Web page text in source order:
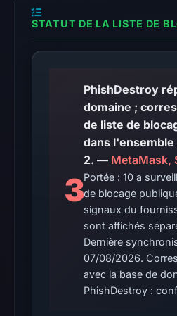
Google
Browsing
no
flag
on
May
9,
2026
at
09:15
UTC.
A
URLScan
capture
STATUT DE LA LISTE DE
3
PhishDestroy
domaine ;
de liste de
dans
2. — MetaMask,
Portée : 10 a
de blocage
signaux du
sont affichés
Dernière
07/08/2026.
avec la base de
PhishDestroy :